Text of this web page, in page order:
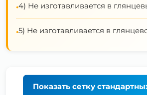
•4) Не изготавливается в
•5) Не изготавливается в
Показатьсетку